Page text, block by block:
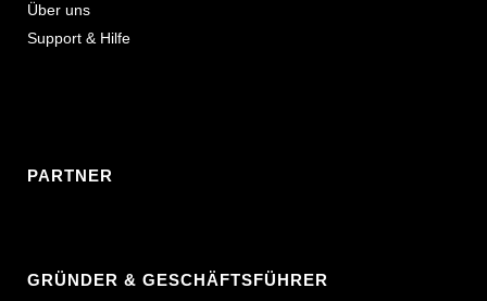
Über uns
Support & Hilfe
PARTNER
GRÜNDER & GESCHÄFTSFÜHRER